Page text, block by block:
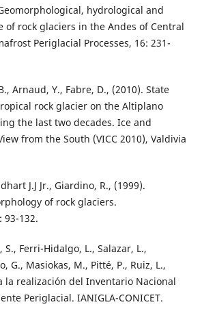
hydrological and
of rock glaciers in the Andes of Central
Periglacial Processes, 16: 231-
Arnaud, Y., Fabre, D., (2010). State
rock glacier on the Altiplano
the last two decades. Ice and
from the South (VICC 2010), Valdivia
J.J Jr., Giardino, R., (1999).
of rock glaciers.
93-132.
Ferri-Hidalgo, L., Salazar, L.,
G., Masiokas, M., Pitté, P., Ruiz, L.,
la realización del Inventario Nacional
Periglacial. IANIGLA-CONICET.